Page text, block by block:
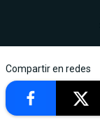
Compartir en redes